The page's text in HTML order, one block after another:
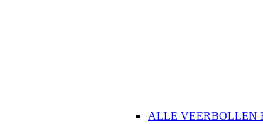
ALLE VEERBOLLEN